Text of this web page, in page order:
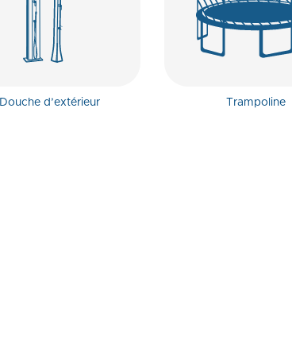
Douche d’extérieur Trampoline